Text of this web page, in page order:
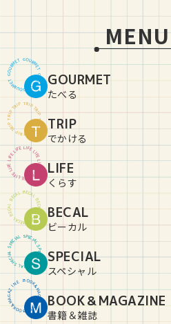
MENU
GOURME
T
G
O
U
R
M
E
T
G
O
U
R
M
E
T
G
O
U
RMET
GOURMET
たべる
TRIPT
RI
P
T
R
P
T
R
T
R
I
P
T
R
I
P
T
R
I
P
T
RIP
TRIP
でかける
LIFEL
IF
E
L
F
L
I
FE
F
E
L
I
F
E
L
I
F
E
L
IF
E
LIFE
LIFE
くらす
BECA
L
BE
C
A
L
B
E
C
A
B
E
C
A
L
B
E
C
A
L
BE
CAL
BECAL
ビーカル
SPECI
A
L
SP
E
C
A
L
S
P
CI
A
L
S
P
E
C
I
A
L
SP
E
CIAL
SPECIAL
スペシャル
BOOK
&M
A
G
A
Z
I
N
E
B
O
O
K
&
M
A
G
A
Z
I
NE
BOOK＆MAGAZINE
書籍＆雑誌